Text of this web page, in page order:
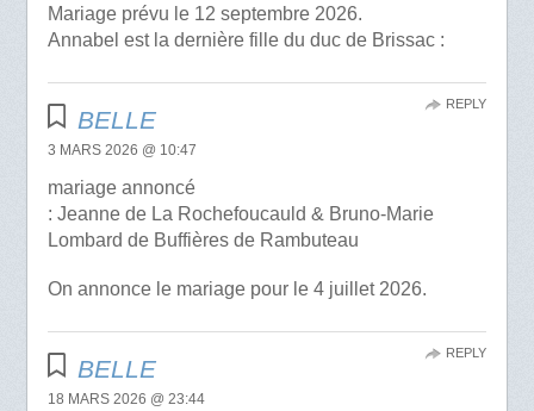
Mariage prévu le 12 septembre 2026.
Annabel est la dernière fille du duc de Brissac :
BELLE
3 MARS 2026 @ 10:47
mariage annoncé
: Jeanne de La Rochefoucauld & Bruno-Marie
Lombard de Buffières de Rambuteau
On annonce le mariage pour le 4 juillet 2026.
REPLY
BELLE
18 MARS 2026 @ 23:44
REPLY